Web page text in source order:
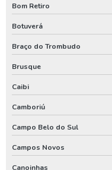
Poço artesiano de 150 metros
Poço artesiano empresa
Poço artesiano preço por metro
Poço artesiano quanto custa
Bom Retiro
Botuverá
Braço do Trombudo
Brusque
Caibi
Camboriú
Campo Belo do Sul
Campos Novos
Canoinhas